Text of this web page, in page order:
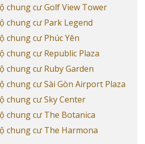
chung cư Golf View Tower
chung cư Park Legend
chung cư Phúc Yên
chung cư Republic Plaza
chung cư Ruby Garden
chung cư Sài Gòn Airport Plaza
chung cư Sky Center
chung cư The Botanica
chung cư The Harmona